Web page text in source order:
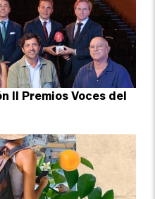
II Premios Voces del